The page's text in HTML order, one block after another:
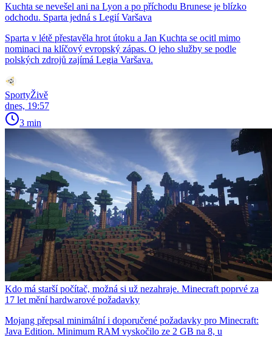
Kuchta se nevešel ani na Lyon a po příchodu Brunese je blízko
odchodu. Sparta jedná s Legií Varšava
Sparta v létě přestavěla hrot útoku a Jan Kuchta se ocitl mimo
nominaci na klíčový evropský zápas. O jeho služby se podle
polských zdrojů zajímá Legia Varšava.
SportyŽivě
dnes, 19:57
3 min
Kdo má starší počítač, možná si už nezahraje. Minecraft poprvé za
17 let mění hardwarové požadavky
Mojang přepsal minimální i doporučené požadavky pro Minecraft:
Java Edition. Minimum RAM vyskočilo ze 2 GB na 8, u